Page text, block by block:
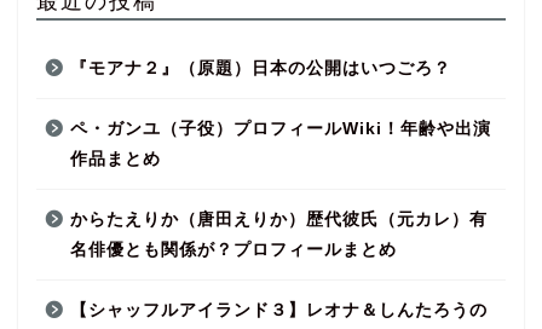
『モアナ２』（原題）日本の公開はいつごろ？
ペ・ガンユ（子役）プロフィールWiki！年齢や出演
作品まとめ
からたえりか（唐田えりか）歴代彼氏（元カレ）有
名俳優とも関係が？プロフィールまとめ
【シャッフルアイランド３】レオナ＆しんたろうの